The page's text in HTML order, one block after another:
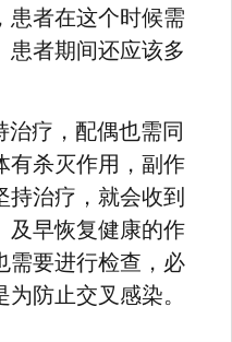
患者在这个时候需
患者期间还应该多
疗，配偶也需同
有杀灭作用，副作
持治疗，就会收到
及早恢复健康的作
需要进行检查，必
防止交叉感染。